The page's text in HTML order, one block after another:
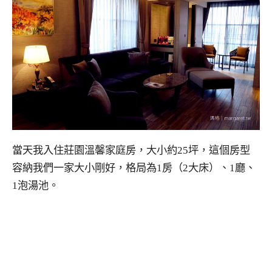
當天我入住莊園溫馨家庭房，大小約25坪，這個房型
容納我們一家大小剛好，格局為1房（2大床）、1廳、
1泡湯池。